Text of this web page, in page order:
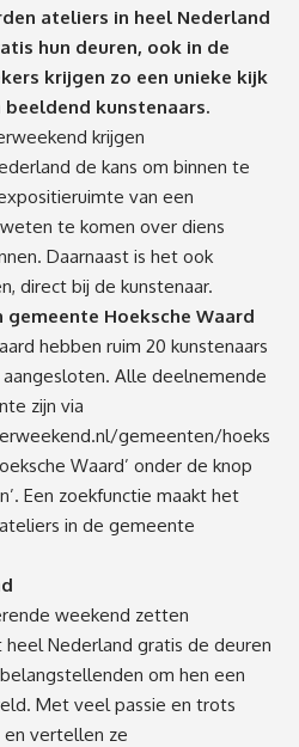
ateliers in heel Nederland
hun deuren, ook in de
krijgen zo een unieke kijk
kunstenaars.
krijgen
de kans om binnen te
van een
te komen over diens
Daarnaast is het ook
direct bij de kunstenaar.
Hoeksche Waard
hebben ruim 20 kunstenaars
Alle deelnemende
zijn via
gemeenten/hoeks
Waard’ onder de knop
Een zoekfunctie maakt het
in de gemeente
weekend zetten
Nederland gratis de deuren
om hen een
Met veel passie en trots
en vertellen ze